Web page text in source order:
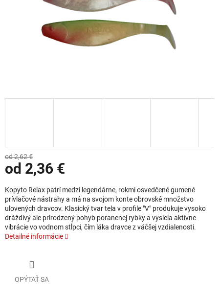
od 2,62 €
od 2,36 €
Jednotková cena:
Kopyto Relax patrí medzi legendárne, rokmi osvedčené gumené
prívlačové nástrahy a má na svojom konte obrovské množstvo
ulovených dravcov. Klasický tvar tela v profile "V" produkuje vysoko
dráždivý ale prirodzený pohyb poranenej rybky a vysiela aktívne
vibrácie vo vodnom stĺpci, čím láka dravce z väčšej vzdialenosti.
Detailné informácie
OPÝTAŤ SA